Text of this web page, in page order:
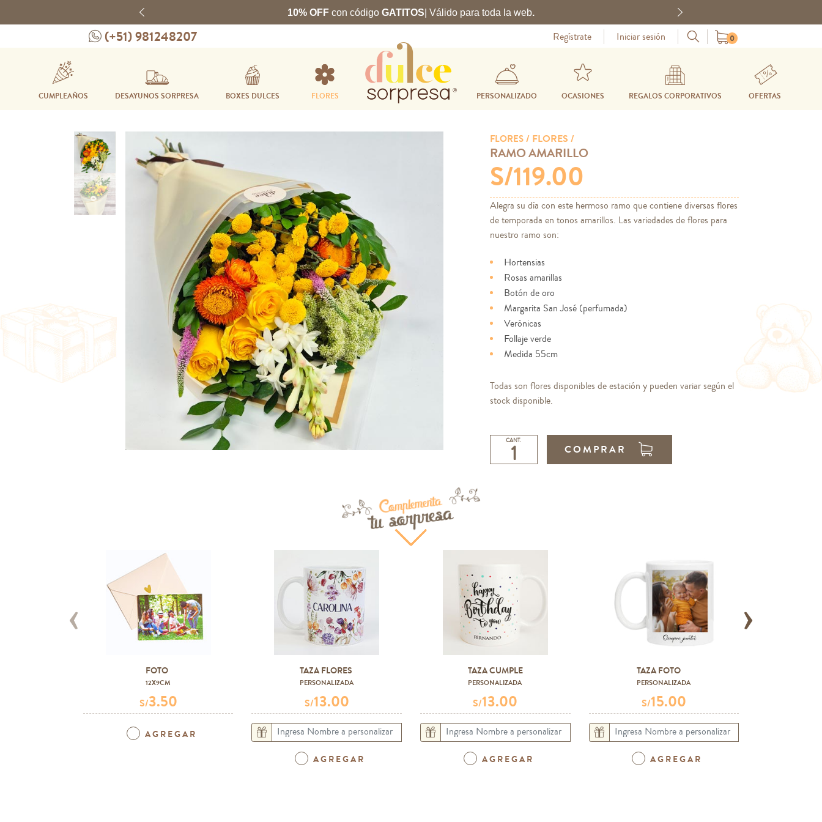
10% OFF con código GATITOS| Válido para toda la web.
Previous Next
(+51) 981248207 Regístrate Iniciar sesión 0
CUMPLEAÑOS DESAYUNOS SORPRESA BOXES DULCES FLORES PERSONALIZADO OCASIONES REGALOS CORPORATIVOS OFERTAS
FLORES/ FLORES /
RAMO AMARILLO
S/119.00
Alegra su día con este hermoso ramo que contiene diversas flores
de temporada en tonos amarillos. Las variedades de flores para
nuestro ramo son:
Hortensias
Rosas amarillas
Botón de oro
Margarita San José (perfumada)
Verónicas
Follaje verde
Medida 55cm
Todas son flores disponibles de estación y pueden variar según el
stock disponible.
CANT.
COMPRAR
Complementa
tu sorpresa
FOTO
12X9CM
S/3.50
AGREGAR
TAZA FLORES
PERSONALIZADA
S/13.00
AGREGAR
TAZA CUMPLE
PERSONALIZADA
S/13.00
AGREGAR
TAZA FOTO
PERSONALIZADA
S/15.00
AGREGAR
‹ ›